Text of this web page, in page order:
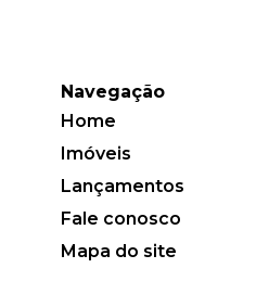
Navegação
Home
Imóveis
Lançamentos
Fale conosco
Mapa do site